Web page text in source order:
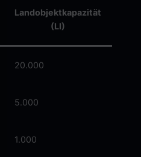
Landobjektkapazität
(LI)
20.000
5.000
1.000